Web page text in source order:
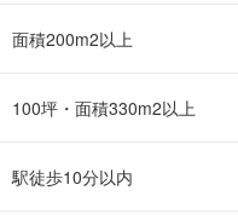
面積200m2以上
100坪・面積330m2以上
駅徒歩10分以内